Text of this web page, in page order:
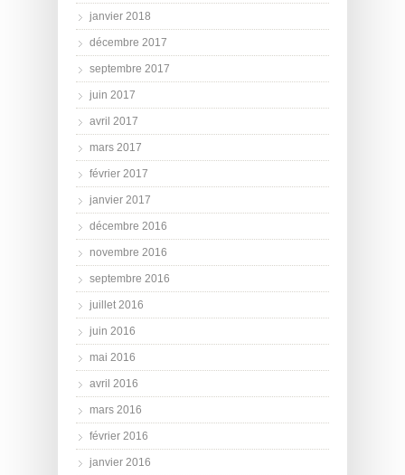
janvier 2018
décembre 2017
septembre 2017
juin 2017
avril 2017
mars 2017
février 2017
janvier 2017
décembre 2016
novembre 2016
septembre 2016
juillet 2016
juin 2016
mai 2016
avril 2016
mars 2016
février 2016
janvier 2016